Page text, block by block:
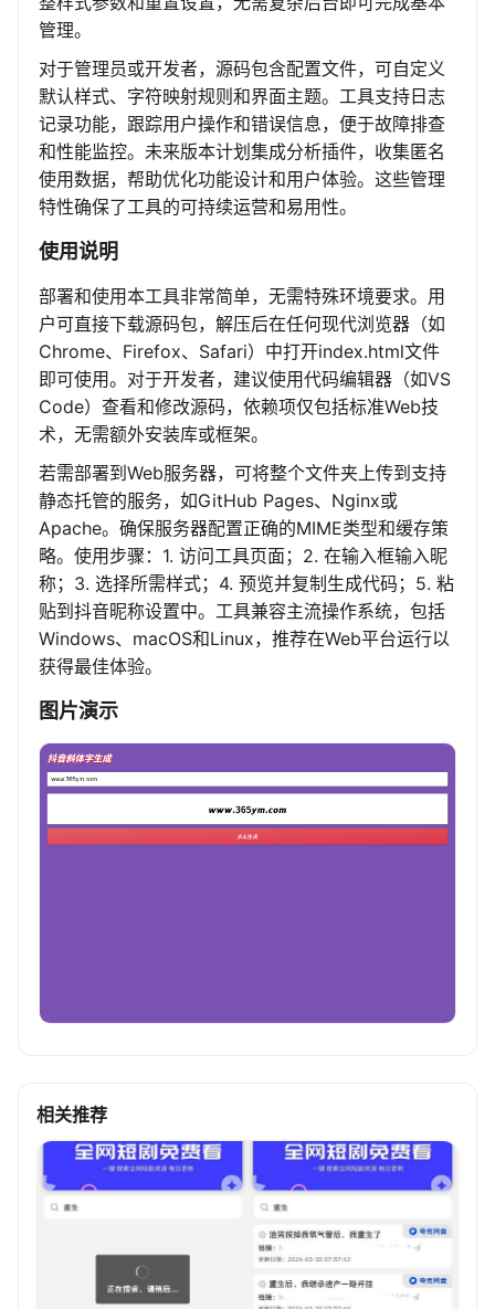
管理。
对于管理员或开发者，源码包含配置文件，可自定义
默认样式、字符映射规则和界面主题。工具支持日志
记录功能，跟踪用户操作和错误信息，便于故障排查
和性能监控。未来版本计划集成分析插件，收集匿名
使用数据，帮助优化功能设计和用户体验。这些管理
特性确保了工具的可持续运营和易用性。
使用说明
部署和使用本工具非常简单，无需特殊环境要求。用
户可直接下载源码包，解压后在任何现代浏览器（如
Chrome、Firefox、Safari）中打开index.html文件
即可使用。对于开发者，建议使用代码编辑器（如VS
Code）查看和修改源码，依赖项仅包括标准Web技
术，无需额外安装库或框架。
若需部署到Web服务器，可将整个文件夹上传到支持
静态托管的服务，如GitHub Pages、Nginx或
Apache。确保服务器配置正确的MIME类型和缓存策
略。使用步骤：1. 访问工具页面；2. 在输入框输入昵
称；3. 选择所需样式；4. 预览并复制生成代码；5. 粘
贴到抖音昵称设置中。工具兼容主流操作系统，包括
Windows、macOS和Linux，推荐在Web平台运行以
获得最佳体验。
图片演示
相关推荐